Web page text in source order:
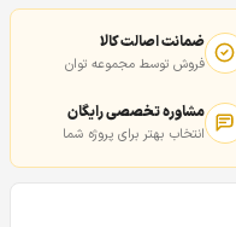
ضمانت اصالت کالا
فروش توسط مجموعه توان
مشاوره تخصصی رایگان
انتخاب بهتر برای پروژه شما